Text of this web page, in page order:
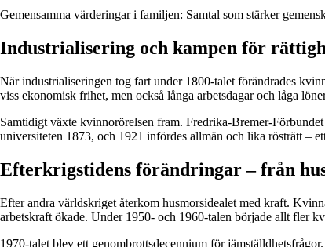
Gemensamma värderingar i familjen: Samtal som stärker
Industrialisering och kampen för
När industrialiseringen tog fart under 1800-talet förändrades
viss ekonomisk frihet, men också långa arbetsdagar och låga
Samtidigt växte kvinnorörelsen fram. Fredrika-Bremer-
universiteten 1873, och 1921 infördes allmän och lika rösträtt –
Efterkrigstidens förändringar – från
Efter andra världskriget återkom husmorsidealet med kraft.
arbetskraft ökade. Under 1950- och 1960-talen började allt fler
1970-talet blev ett genombrottsdecennium för